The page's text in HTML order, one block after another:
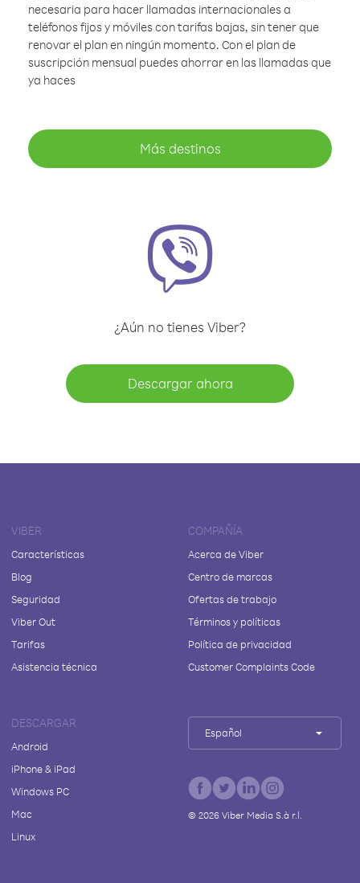
necesaria para hacer llamadas internacionales a
teléfonos fijos y móviles con tarifas bajas, sin tener que
renovar el plan en ningún momento. Con el plan de
suscripción mensual puedes ahorrar en las llamadas que
ya haces
Más destinos
¿Aún no tienes Viber?
Descargar ahora
VIBER
Características
Blog
Seguridad
Viber Out
Tarifas
Asistencia técnica
COMPAÑÍA
Acerca de Viber
Centro de marcas
Ofertas de trabajo
Términos y políticas
Política de privacidad
Customer Complaints Code
DESCARGAR
Android
iPhone & iPad
Windows PC
Mac
Linux
Español
© 2026Viber Media S.à r.l.